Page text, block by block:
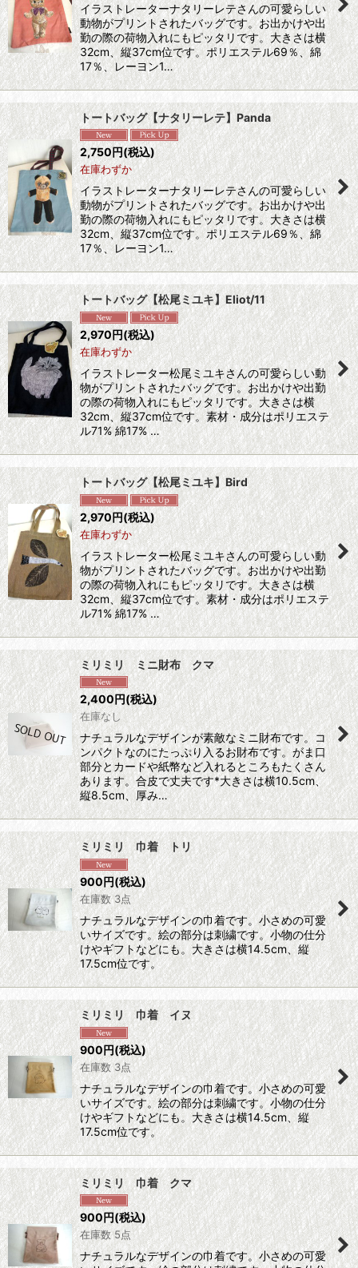
イラストレーターナタリーレテさんの可愛らしい
動物がプリントされたバッグです。お出かけや出
勤の際の荷物入れにもピッタリです。大きさは横
32cm、縦37cm位です。ポリエステル69％、綿
17％、レーヨン1…
トートバッグ【ナタリーレテ】Panda
2,750円(税込)
在庫わずか
イラストレーターナタリーレテさんの可愛らしい
動物がプリントされたバッグです。お出かけや出
勤の際の荷物入れにもピッタリです。大きさは横
32cm、縦37cm位です。ポリエステル69％、綿
17％、レーヨン1…
トートバッグ【松尾ミユキ】Eliot/11
2,970円(税込)
在庫わずか
イラストレーター松尾ミユキさんの可愛らしい動
物がプリントされたバッグです。お出かけや出勤
の際の荷物入れにもピッタリです。大きさは横
32cm、縦37cm位です。素材・成分はポリエステ
ル71% 綿17% …
トートバッグ【松尾ミユキ】Bird
2,970円(税込)
在庫わずか
イラストレーター松尾ミユキさんの可愛らしい動
物がプリントされたバッグです。お出かけや出勤
の際の荷物入れにもピッタリです。大きさは横
32cm、縦37cm位です。素材・成分はポリエステ
ル71% 綿17% …
ミリミリ ミニ財布 クマ
2,400円(税込)
在庫なし
ナチュラルなデザインが素敵なミニ財布です。コ
ンパクトなのにたっぷり入るお財布です。がま口
部分とカードや紙幣など入れるところもたくさん
あります。合皮で丈夫です*大きさは横10.5cm、
縦8.5cm、厚み…
ミリミリ 巾着 トリ
900円(税込)
在庫数 3点
ナチュラルなデザインの巾着です。小さめの可愛
いサイズです。絵の部分は刺繍です。小物の仕分
けやギフトなどにも。大きさは横14.5cm、縦
17.5cm位です。
ミリミリ 巾着 イヌ
900円(税込)
在庫数 3点
ナチュラルなデザインの巾着です。小さめの可愛
いサイズです。絵の部分は刺繍です。小物の仕分
けやギフトなどにも。大きさは横14.5cm、縦
17.5cm位です。
ミリミリ 巾着 クマ
900円(税込)
在庫数 5点
ナチュラルなデザインの巾着です。小さめの可愛